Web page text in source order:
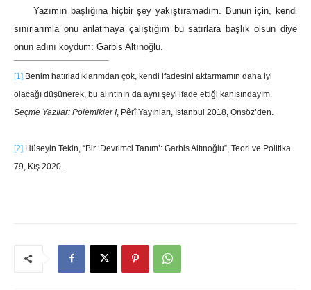
Yazımın başlığına hiçbir şey yakıştıramadım. Bunun için, kendi
sınırlarımla onu anlatmaya çalıştığım bu satırlara başlık olsun diye
onun adını koydum: Garbis Altınoğlu.
[1] Benim hatırladıklarımdan çok, kendi ifadesini aktarmamın daha iyi
olacağı düşünerek, bu alıntının da aynı şeyi ifade ettiği kanısındayım.
Seçme Yazılar: Polemikler I, Pêrî Yayınları, İstanbul 2018, Önsöz’den.
[2] Hüseyin Tekin, “Bir ‘Devrimci Tanım’: Garbis Altınoğlu”, Teori ve Politika
79, Kış 2020.